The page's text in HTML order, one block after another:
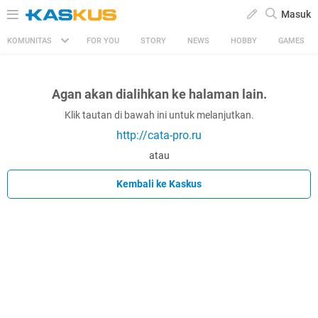
Masuk
KOMUNITAS FOR YOU STORY NEWS HOBBY GAMES
Agan akan dialihkan ke halaman lain.
Klik tautan di bawah ini untuk melanjutkan.
http://cata-pro.ru
atau
Kembali ke Kaskus